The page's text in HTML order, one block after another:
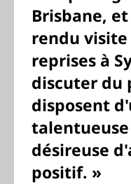
Brisbane,
rendu
reprises à
discuter du
disposent
désireuse
positif. »